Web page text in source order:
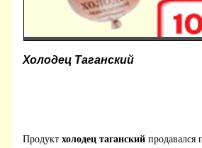
Холодец Таганский
Продукт холодец таганский продавался